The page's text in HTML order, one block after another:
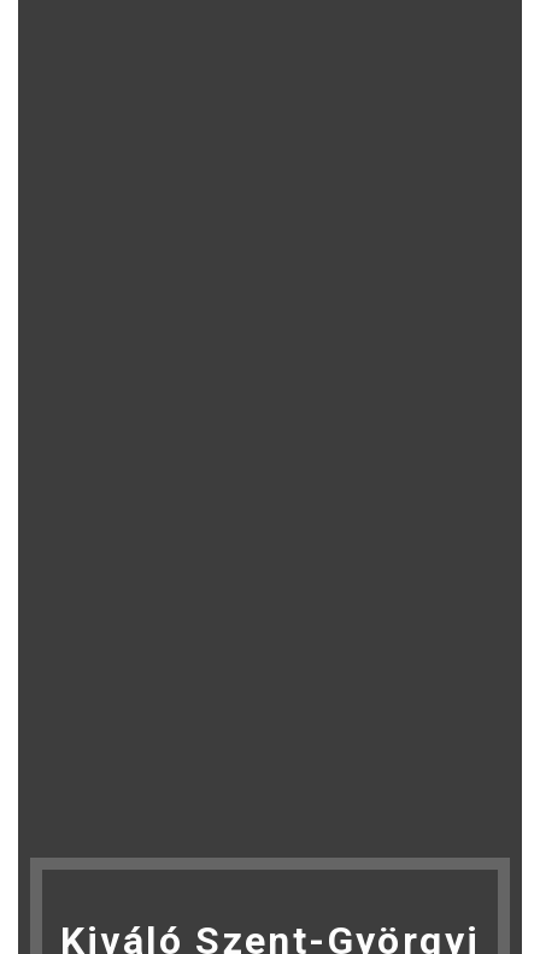
Kiváló Szent-Györgyi